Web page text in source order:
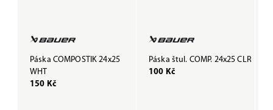
Páska COMPOSTIK 24x25
WHT
150 Kč
Páska štul. COMP. 24x25 CLR
100 Kč